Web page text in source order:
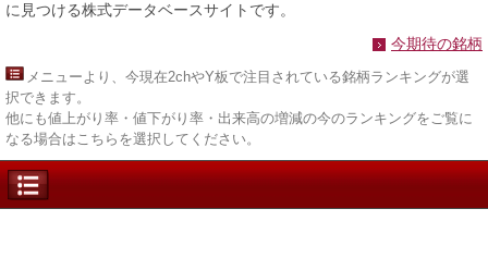
に見つける株式データベースサイトです。
今期待の銘柄
メニューより、今現在2chやY板で注目されている銘柄ランキングが選
択できます。
他にも値上がり率・値下がり率・出来高の増減の今のランキングをご覧に
なる場合はこちらを選択してください。